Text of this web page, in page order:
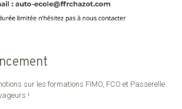
sur les formations FIMO, FCO et Passerelle
!